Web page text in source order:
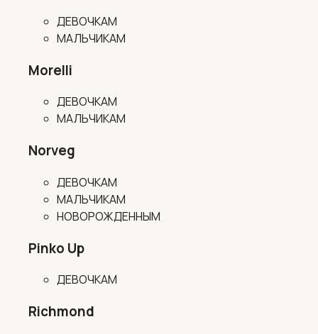
ДЕВОЧКАМ
МАЛЬЧИКАМ
Morelli
ДЕВОЧКАМ
МАЛЬЧИКАМ
Norveg
ДЕВОЧКАМ
МАЛЬЧИКАМ
НОВОРОЖДЕННЫМ
Pinko Up
ДЕВОЧКАМ
Richmond